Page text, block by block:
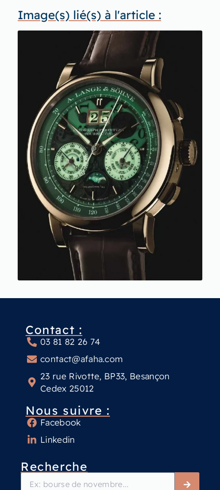
Image(s) lié(s) à l'article :
Recherche
Contact :
03 81 82 26 74
contact@afaha.com
23 rue Rivotte, BP33, Besançon
Cedex 25012
Nous suivre :
Facebook
Linkedin